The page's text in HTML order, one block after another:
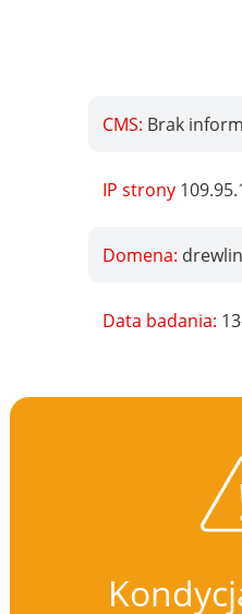
CMS: Brak
IP strony
Domena:
Data badania: